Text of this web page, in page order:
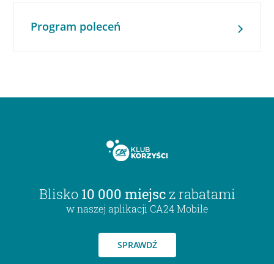
Program poleceń
Blisko 10 000 miejsc z rabatami
w naszej aplikacji CA24 Mobile
SPRAWDŹ